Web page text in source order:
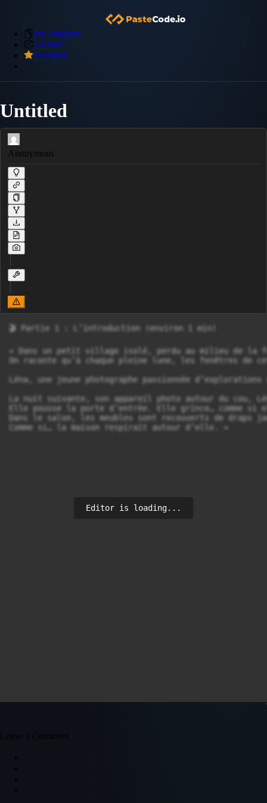
My Snippets
Archive
Premium
Untitled
Anonymous
🎬 Partie 1 : L’introduction (environ 1 min)
« Dans un petit village isolé, perdu au milieu de la
On raconte qu’à chaque pleine lune, les fenêtres de
Léna, une jeune photographe passionnée
La nuit suivante, son appareil photo autour du cou,
Elle pousse la porte d’entrée. Elle grince… comme
Dans le salon, les meubles sont recouverts de
Comme si… la maison respirait autour d’elle. »
Editor is loading...
Leave a Comment